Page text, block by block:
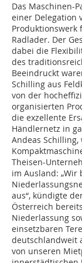
Das Maschinen-
einer Delegation
Radlader. Der
dabei die
des
Beeindruckt
Schilling aus
von der
organisierten
die exzellente
Händlernetz in
Andeas
Theisen-
im Ausland:
aus“, kündigte
Österreich
Niederlassung
einsetzbaren
deutschlandweit
von unseren